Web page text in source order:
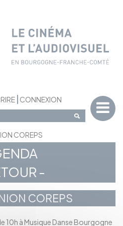
CONNEXION
COREPS
-
COREPS
10h à Musique Danse Bourgogne